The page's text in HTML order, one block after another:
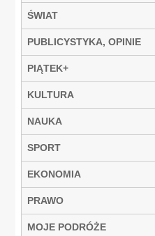
ŚWIAT
PUBLICYSTYKA, OPINIE
PIĄTEK+
KULTURA
NAUKA
SPORT
EKONOMIA
PRAWO
MOJE PODRÓŻE